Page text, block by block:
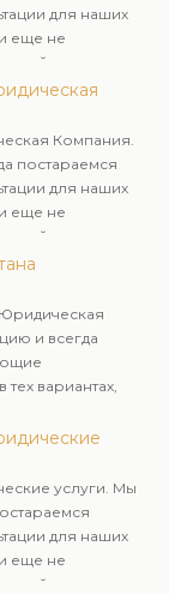
для наших
еще не
компании.
Компания.
постараемся
для наших
еще не
компании.
и всегда
вариантах,
услуги. Мы
для наших
еще не
компании.